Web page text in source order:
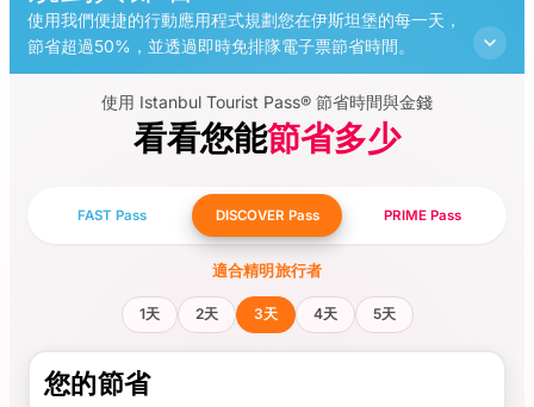
使用我們便捷的行動應用程式規劃您在伊斯坦堡的每一天，
節省超過50%，並透過即時免排隊電子票節省時間。
使用 Istanbul Tourist Pass® 節省時間與金錢
看看您能節省多少
FAST Pass DISCOVER Pass PRIME Pass
適合精明旅行者
1天 2天 3天 4天 5天
您的節省